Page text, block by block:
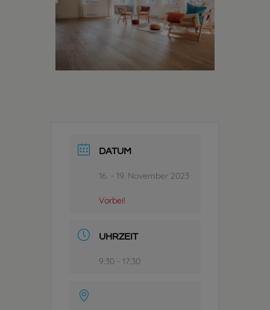
DATUM
16. - 19. November 2023
Vorbei!
UHRZEIT
9:30 - 17:30